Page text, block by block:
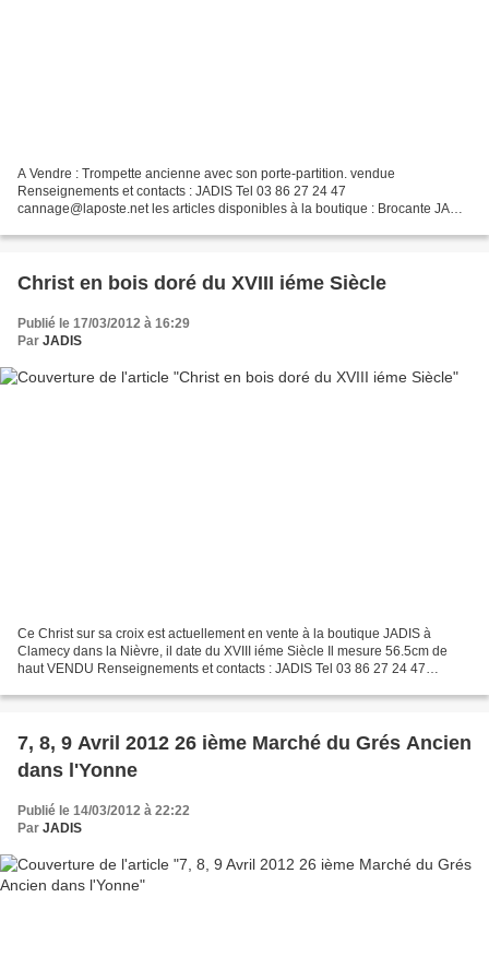
A Vendre : Trompette ancienne avec son porte-partition. vendue
Renseignements et contacts : JADIS Tel 03 86 27 24 47
cannage@laposte.net les articles disponibles à la boutique : Brocante JADIS
Christ en bois doré du XVIII iéme Siècle
Publié le 17/03/2012 à 16:29
Par JADIS
Ce Christ sur sa croix est actuellement en vente à la boutique JADIS à
Clamecy dans la Nièvre, il date du XVIII iéme Siècle Il mesure 56.5cm de
haut VENDU Renseignements et contacts : JADIS Tel 03 86 27 24 47
7, 8, 9 Avril 2012 26 ième Marché du Grés Ancien
dans l'Yonne
Publié le 14/03/2012 à 22:22
Par JADIS